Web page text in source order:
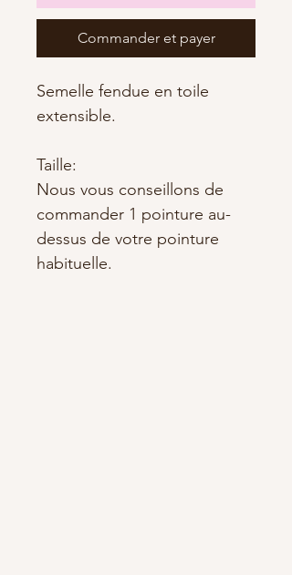
Commander et payer
Semelle fendue en toile
extensible.
Taille:
Nous vous conseillons de
commander 1 pointure au-
dessus de votre pointure
habituelle.